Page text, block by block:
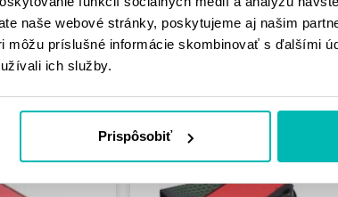
naše webové stránky, poskytujeme aj našim
môžu príslušné informácie skombinovať s ďalšími
ich služby.
Prispôsobiť
PODOBNÉ
PRODUKTY